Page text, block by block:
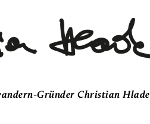
Gründer Christian Hlade